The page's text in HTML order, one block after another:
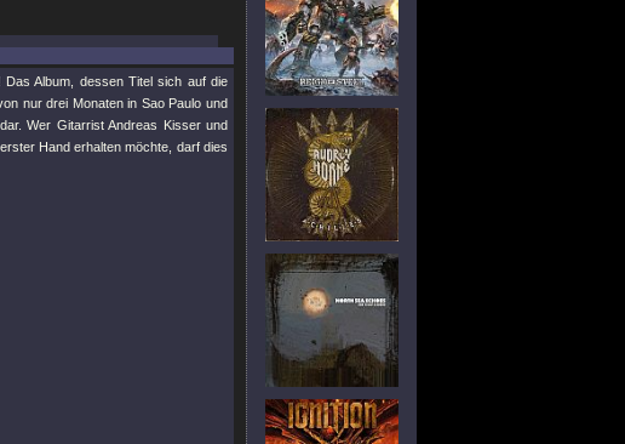
Das Album, dessen Titel sich auf die
nur drei Monaten in Sao Paulo und
Wer Gitarrist Andreas Kisser und
Hand erhalten möchte, darf dies